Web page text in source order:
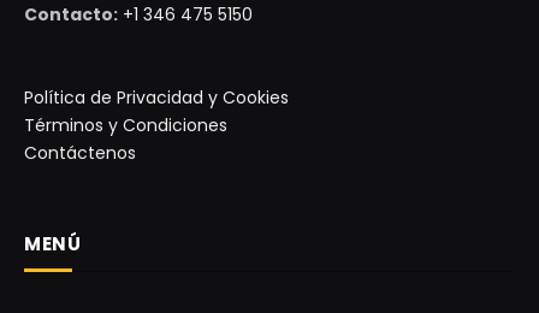
Contacto: +1 346 475 5150
Política de Privacidad y Cookies
Términos y Condiciones
Contáctenos
MENÚ